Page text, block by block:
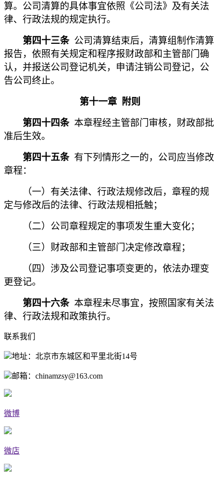
算。公司清算的具体事宜依照《公司法》及有关法
律、行政法规的规定执行。
第四十三条 公司清算结束后，清算组制作清算
报告，依照有关规定和程序报财政部和主管部门确
认，并报送公司登记机关，申请注销公司登记，公
告公司终止。
第十一章 附则
第四十四条 本章程经主管部门审核，财政部批
准后生效。
第四十五条有下列情形之一的，公司应当修改
章程：
（一）有关法律、行政法规修改后，章程的规
定与修改后的法律、行政法规相抵触；
（二）公司章程规定的事项发生重大变化；
（三）财政部和主管部门决定修改章程；
（四） 涉及公司登记事项变更的，依法办理变
更登记。
第四十六条 本章程未尽事宜，按照国家有关法
律、行政法规和政策执行。
联系我们
地址：北京市东城区和平里北街14号
邮箱：chinamzsy@163.com
微博
微店